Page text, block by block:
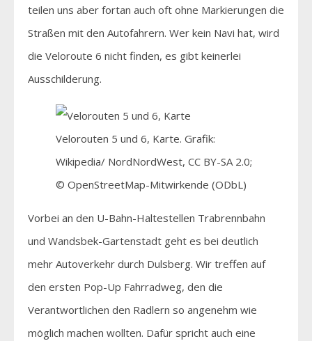
teilen uns aber fortan auch oft ohne Markierungen die
Straßen mit den Autofahrern. Wer kein Navi hat, wird
die Veloroute 6 nicht finden, es gibt keinerlei
Ausschilderung.
Velorouten 5 und 6, Karte. Grafik:
Wikipedia/ NordNordWest, CC BY-SA 2.0;
© OpenStreetMap-Mitwirkende (ODbL)
Vorbei an den U-Bahn-Haltestellen Trabrennbahn
und Wandsbek-Gartenstadt geht es bei deutlich
mehr Autoverkehr durch Dulsberg. Wir treffen auf
den ersten Pop-Up Fahrradweg, den die
Verantwortlichen den Radlern so angenehm wie
möglich machen wollten. Dafür spricht auch eine